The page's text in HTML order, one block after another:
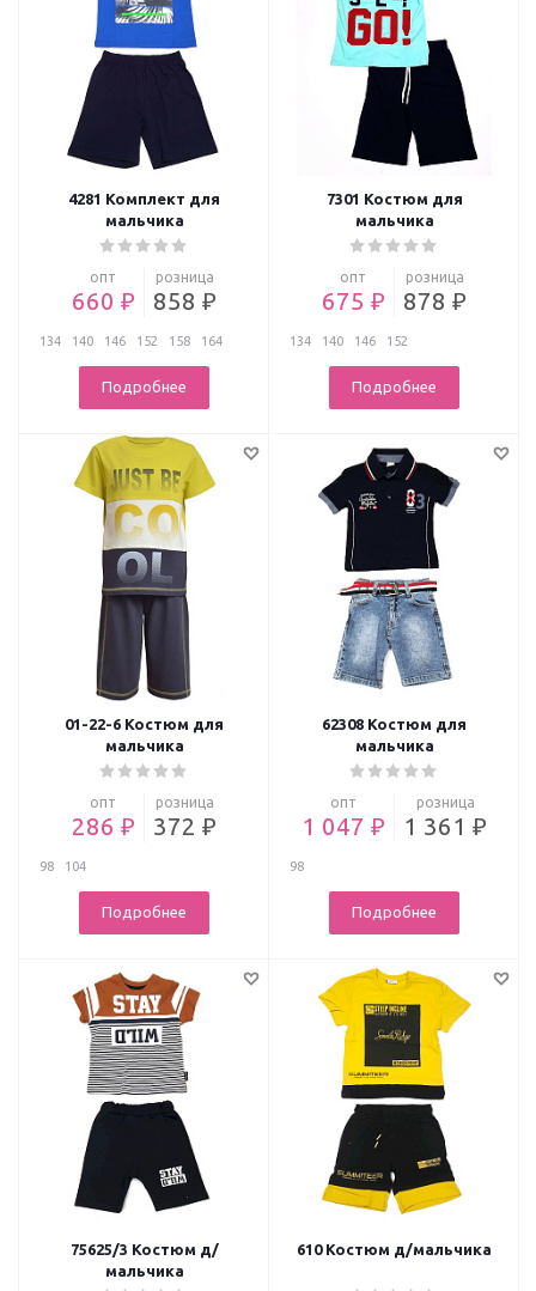
4281 Комплект для
мальчика
опт
660 ₽
розница
858 ₽
134 140 146 152 158 164
Подробнее
7301 Костюм для
мальчика
опт
675 ₽
розница
878 ₽
134 140 146 152
Подробнее
01-22-6 Костюм для
мальчика
опт
286 ₽
розница
372 ₽
98 104
Подробнее
62308 Костюм для
мальчика
опт
1 047 ₽
розница
1 361 ₽
98
Подробнее
75625/3 Костюм д/
мальчика
610 Костюм д/мальчика